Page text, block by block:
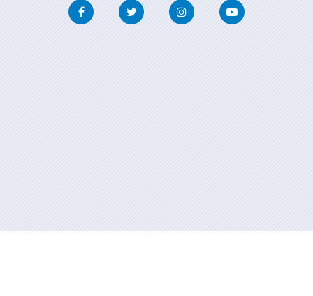
FacebookTwitter InstagramYoutube